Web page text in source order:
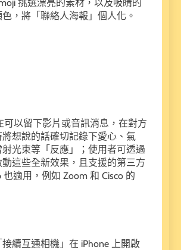
挑選漂亮的素材，以及吸睛的
，將「聯絡人海報」個人化。
可以留下影片或音訊消息，在對方
想說的話確切記錄下愛心、氣
光束等「反應」；使用者可透過
這些全新效果，且支援的第三方
適用，例如 Zoom 和 Cisco 的
續互通相機」在 iPhone 上開啟